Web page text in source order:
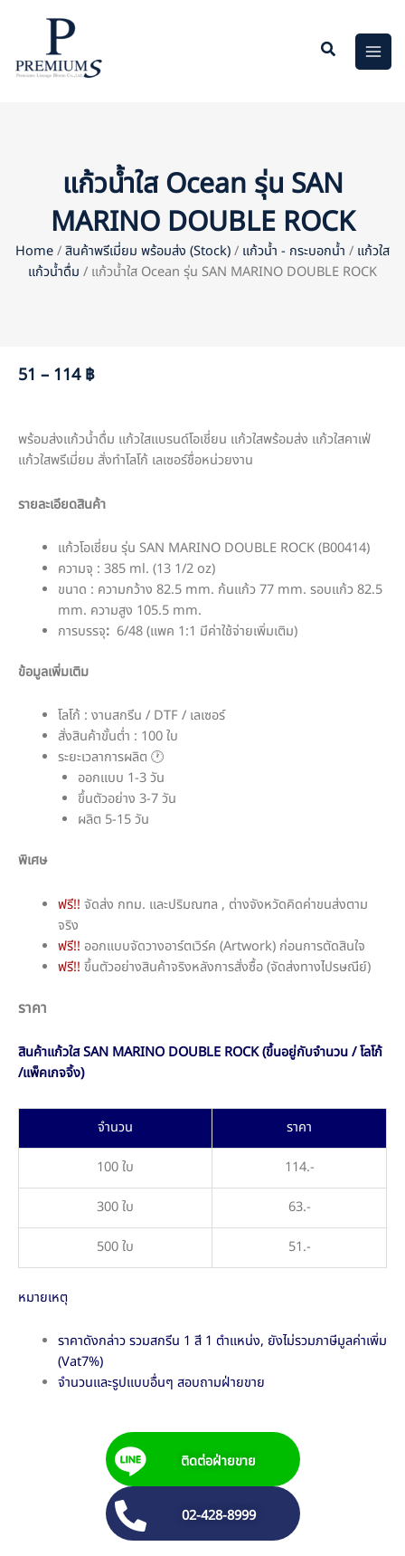
แก้วน้ำใส Ocean รุ่น SAN
MARINO DOUBLE ROCK
Home/สินค้าพรีเมี่ยม พร้อมส่ง (Stock)/ แก้วน้ำ - กระบอกน้ำ / แก้วใส
แก้วน้ำดื่ม / แก้วน้ำใส Ocean รุ่น SAN MARINO DOUBLE ROCK
51 – 114 ฿
พร้อมส่งแก้วน้ำดื่ม แก้วใสแบรนด์โอเชี่ยน แก้วใสพร้อมส่ง แก้วใสคาเฟ่
แก้วใสพรีเมี่ยม สั่งทำโลโก้ เลเซอร์ชื่อหน่วยงาน
รายละเอียดสินค้า
แก้วโอเชี่ยน รุ่น SAN MARINO DOUBLE ROCK (B00414)
ความจุ : 385 ml. (13 1/2 oz)
ขนาด : ความกว้าง 82.5 mm. ก้นแก้ว 77 mm. รอบแก้ว 82.5
mm. ความสูง 105.5 mm.
การบรรจุ:6/48 (แพค 1:1 มีค่าใช้จ่ายเพิ่มเติม)
ข้อมูลเพิ่มเติม
โลโก้ : งานสกรีน / DTF / เลเซอร์
สั่งสินค้าขั้นต่ำ : 100 ใบ
ระยะเวลาการผลิต 🕐
ออกแบบ 1-3 วัน
ขึ้นตัวอย่าง 3-7 วัน
ผลิต 5-15 วัน
พิเศษ
ฟรี!! จัดส่ง กทม. และปริมณฑล , ต่างจังหวัดคิดค่าขนส่งตาม
จริง
ฟรี!! ออกแบบจัดวางอาร์ตเวิร์ค (Artwork) ก่อนการตัดสินใจ
ฟรี!! ขึ้นตัวอย่างสินค้าจริงหลังการสั่งซื้อ (จัดส่งทางไปรษณีย์)
ราคา
สินค้าแก้วใส SAN MARINO DOUBLE ROCK (ขึ้นอยู่กับจำนวน / โลโก้
/แพ็คเกจจิ้ง)
จำนวน
ราคา
100 ใบ
114.-
300 ใบ
63.-
500 ใบ
51.-
หมายเหตุ
ราคาดังกล่าว รวมสกรีน 1 สี 1 ตำแหน่ง, ยังไม่รวมภาษีมูลค่าเพิ่ม
(Vat7%)
จำนวนและรูปแบบอื่นๆ สอบถามฝ่ายขาย
ติดต่อฝ่ายขาย
02-428-8999